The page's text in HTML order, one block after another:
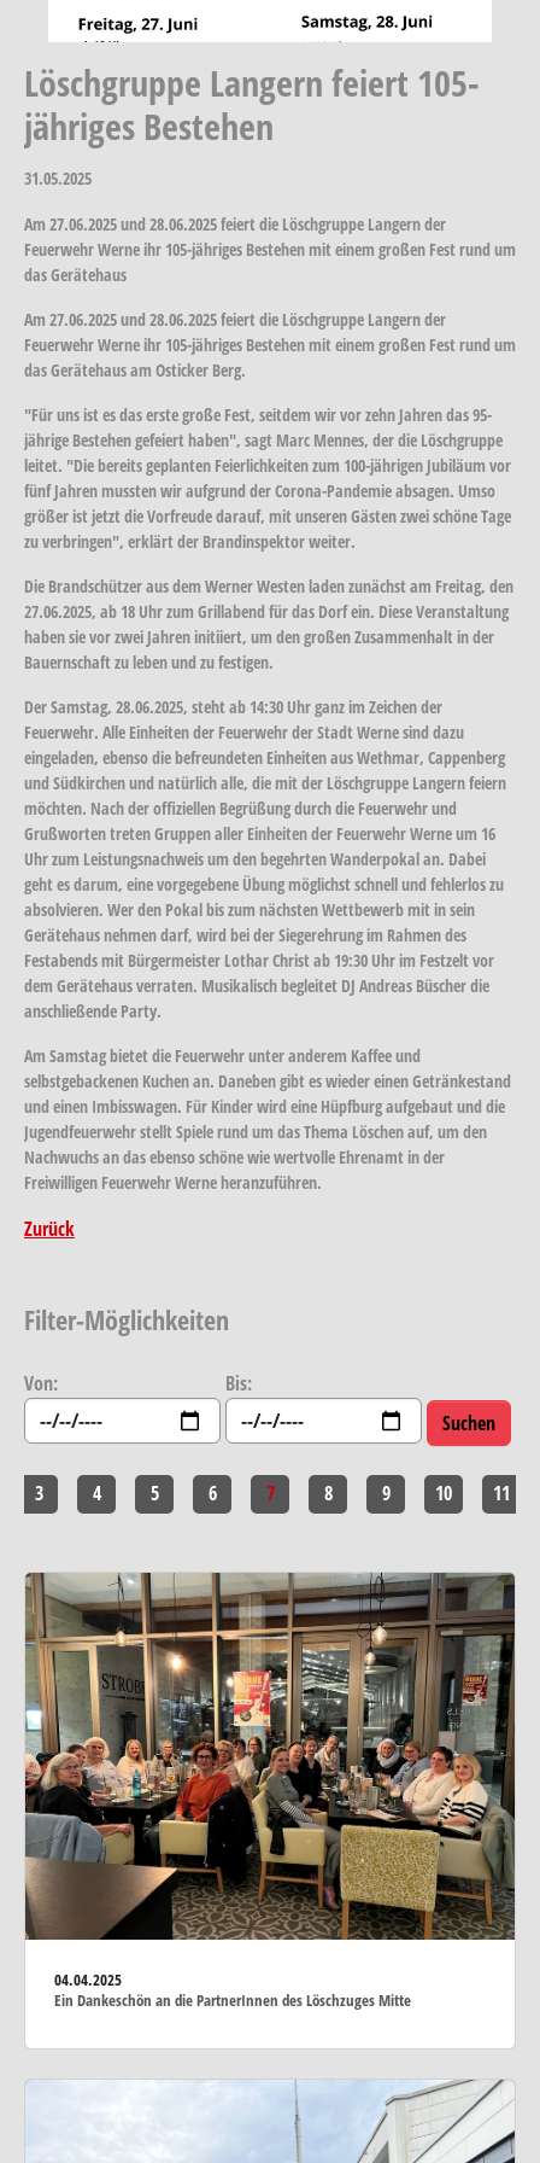
Löschgruppe Langern feiert 105-
jähriges Bestehen
31.05.2025
Am 27.06.2025 und 28.06.2025 feiert die Löschgruppe Langern der
Feuerwehr Werne ihr 105-jähriges Bestehen mit einem großen Fest rund um
das Gerätehaus
Am 27.06.2025 und 28.06.2025 feiert die Löschgruppe Langern der
Feuerwehr Werne ihr 105-jähriges Bestehen mit einem großen Fest rund um
das Gerätehaus am Osticker Berg.
"Für uns ist es das erste große Fest, seitdem wir vor zehn Jahren das 95-
jährige Bestehen gefeiert haben", sagt Marc Mennes, der die Löschgruppe
leitet. "Die bereits geplanten Feierlichkeiten zum 100-jährigen Jubiläum vor
fünf Jahren mussten wir aufgrund der Corona-Pandemie absagen. Umso
größer ist jetzt die Vorfreude darauf, mit unseren Gästen zwei schöne Tage
zu verbringen", erklärt der Brandinspektor weiter.
Die Brandschützer aus dem Werner Westen laden zunächst am Freitag, den
27.06.2025, ab 18 Uhr zum Grillabend für das Dorf ein. Diese Veranstaltung
haben sie vor zwei Jahren initiiert, um den großen Zusammenhalt in der
Bauernschaft zu leben und zu festigen.
Der Samstag, 28.06.2025, steht ab 14:30 Uhr ganz im Zeichen der
Feuerwehr. Alle Einheiten der Feuerwehr der Stadt Werne sind dazu
eingeladen, ebenso die befreundeten Einheiten aus Wethmar, Cappenberg
und Südkirchen und natürlich alle, die mit der Löschgruppe Langern feiern
möchten. Nach der offiziellen Begrüßung durch die Feuerwehr und
Grußworten treten Gruppen aller Einheiten der Feuerwehr Werne um 16
Uhr zum Leistungsnachweis um den begehrten Wanderpokal an. Dabei
geht es darum, eine vorgegebene Übung möglichst schnell und fehlerlos zu
absolvieren. Wer den Pokal bis zum nächsten Wettbewerb mit in sein
Gerätehaus nehmen darf, wird bei der Siegerehrung im Rahmen des
Festabends mit Bürgermeister Lothar Christ ab 19:30 Uhr im Festzelt vor
dem Gerätehaus verraten. Musikalisch begleitet DJ Andreas Büscher die
anschließende Party.
Am Samstag bietet die Feuerwehr unter anderem Kaffee und
selbstgebackenen Kuchen an. Daneben gibt es wieder einen Getränkestand
und einen Imbisswagen. Für Kinder wird eine Hüpfburg aufgebaut und die
Jugendfeuerwehr stellt Spiele rund um das Thema Löschen auf, um den
Nachwuchs an das ebenso schöne wie wertvolle Ehrenamt in der
Freiwilligen Feuerwehr Werne heranzuführen.
Zurück
Filter-Möglichkeiten
Von: Bis:
3 4 5 6 7 8 9 10 11
04.04.2025
Ein Dankeschön an die PartnerInnen des Löschzuges Mitte